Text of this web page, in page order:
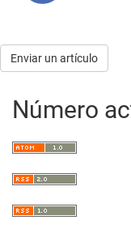
Enviar
artículo
Enviar un artículo
Número